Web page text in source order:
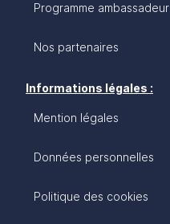
Programme ambassadeur
Nos partenaires
Informations légales :
Mention légales
Données personnelles
Politique des cookies